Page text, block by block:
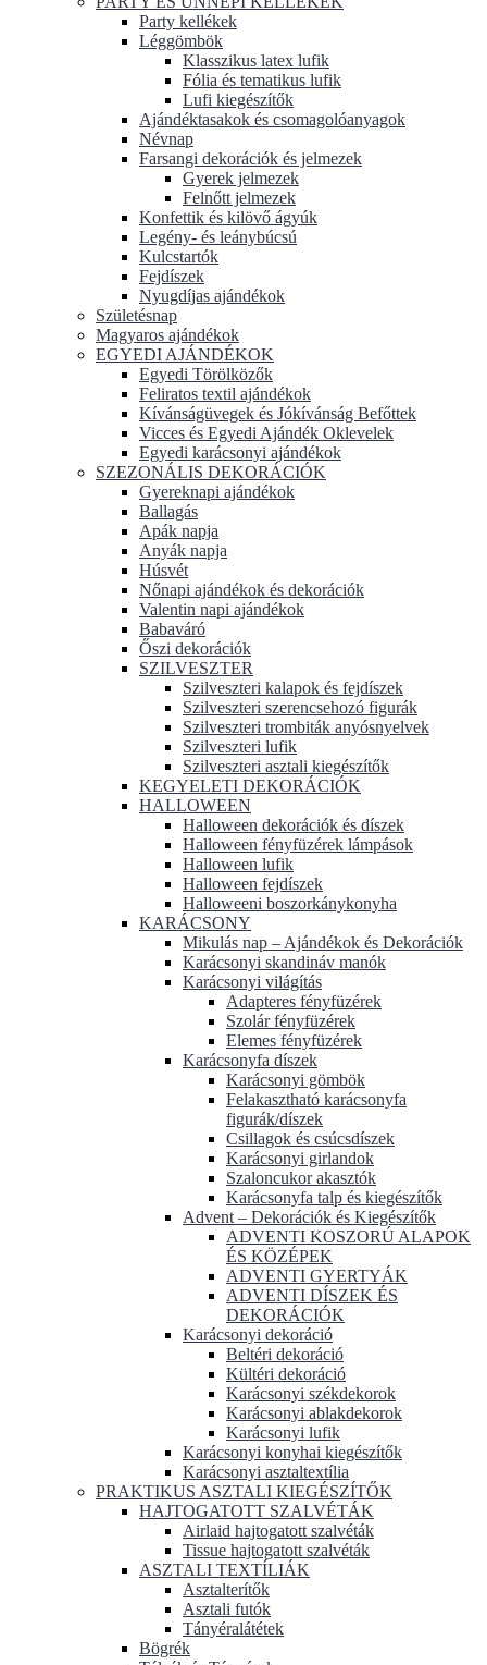
Party kellékek
Léggömbök
Klasszikus latex lufik
Fólia és tematikus lufik
Lufi kiegészítők
Ajándéktasakok és csomagolóanyagok
Névnap
Farsangi dekorációk és jelmezek
Gyerek jelmezek
Felnőtt jelmezek
Konfettik és kilövő ágyúk
Legény- és leánybúcsú
Kulcstartók
Fejdíszek
Nyugdíjas ajándékok
Születésnap
Magyaros ajándékok
EGYEDI AJÁNDÉKOK
Egyedi Törölközők
Feliratos textil ajándékok
Kívánságüvegek és Jókívánság Befőttek
Vicces és Egyedi Ajándék Oklevelek
Egyedi karácsonyi ajándékok
SZEZONÁLIS DEKORÁCIÓK
Gyereknapi ajándékok
Ballagás
Apák napja
Anyák napja
Húsvét
Nőnapi ajándékok és dekorációk
Valentin napi ajándékok
Babaváró
Őszi dekorációk
SZILVESZTER
Szilveszteri kalapok és fejdíszek
Szilveszteri szerencsehozó figurák
Szilveszteri trombiták anyósnyelvek
Szilveszteri lufik
Szilveszteri asztali kiegészítők
KEGYELETI DEKORÁCIÓK
HALLOWEEN
Halloween dekorációk és díszek
Halloween fényfüzérek lámpások
Halloween lufik
Halloween fejdíszek
Halloweeni boszorkánykonyha
KARÁCSONY
Mikulás nap – Ajándékok és Dekorációk
Karácsonyi skandináv manók
Karácsonyi világítás
Adapteres fényfüzérek
Szolár fényfüzérek
Elemes fényfüzérek
Karácsonyfa díszek
Karácsonyi gömbök
Felakasztható karácsonyfa
figurák/díszek
Csillagok és csúcsdíszek
Karácsonyi girlandok
Szaloncukor akasztók
Karácsonyfa talp és kiegészítők
Advent – Dekorációk és Kiegészítők
ADVENTI KOSZORÚ ALAPOK
ÉS KÖZÉPEK
ADVENTI GYERTYÁK
ADVENTI DÍSZEK ÉS
DEKORÁCIÓK
Karácsonyi dekoráció
Beltéri dekoráció
Kültéri dekoráció
Karácsonyi székdekorok
Karácsonyi ablakdekorok
Karácsonyi lufik
Karácsonyi konyhai kiegészítők
Karácsonyi asztaltextília
PRAKTIKUS ASZTALI KIEGÉSZÍTŐK
HAJTOGATOTT SZALVÉTÁK
Airlaid hajtogatott szalvéták
Tissue hajtogatott szalvéták
ASZTALI TEXTÍLIÁK
Asztalterítők
Asztali futók
Tányéralátétek
Bögrék